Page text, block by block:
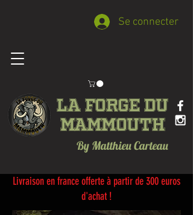
La forge du
Mammouth
By Matthieu Carteau
Se connecter
Livraison en france offerte à partir de 300 euros
d'achat !